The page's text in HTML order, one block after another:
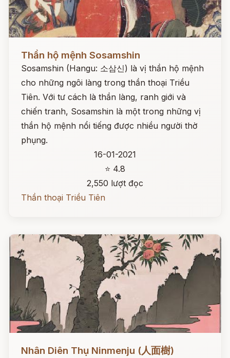
Đọc ngay
Thần hộ mệnh Sosamshin
Sosamshin (Hangu: 소삼신) là vị thần hộ mệnh
cho những ngôi làng trong thần thoại Triều
Tiên. Với tư cách là thần làng, ranh giới và
chiến tranh, Sosamshin là một trong những vị
thần hộ mệnh nổi tiếng được nhiều người thờ
phụng.
16-01-2021
⭐ 4.8
2,550 lượt đọc
Thần thoại Triều Tiên
Nhân Diên Thụ Ninmenju (人面樹)